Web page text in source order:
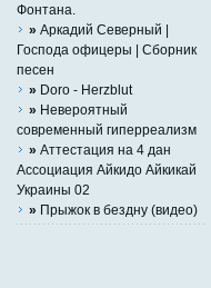
Фонтана.
» Аркадий Северный |
Господа офицеры | Сборник
песен
» Doro - Herzblut
» Невероятный
современный гиперреализм
» Аттестация на 4 дан
Ассоциация Айкидо Айкикай
Украины 02
» Прыжок в бездну (видео)